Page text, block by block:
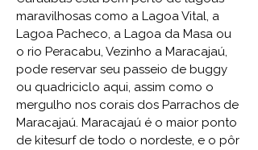
maravilhosas como a Lagoa Vital, a
Lagoa Pacheco, a Lagoa da Masa ou
o rio Peracabu, Vezinho a Maracajaú,
pode reservar seu passeio de buggy
ou quadriciclo aqui, assim como o
mergulho nos corais dos Parrachos de
Maracajaú. Maracajaú é o maior ponto
de kitesurf de todo o nordeste, e o pôr